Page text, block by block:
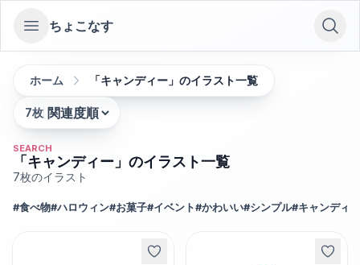
Open sidebar
ちょこなす
ホーム 「キャンディー」のイラスト一覧
7枚
並び替え:
SEARCH
「キャンディー」のイラスト一覧
7枚のイラスト
#食べ物#ハロウィン#お菓子#イベント#かわいい#シンプル#キャンディ